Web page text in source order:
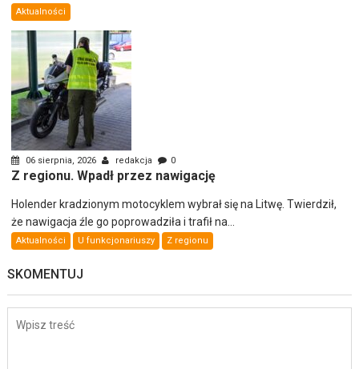
Aktualności
06 sierpnia, 2026 redakcja 0
Z regionu. Wpadł przez nawigację
Holender kradzionym motocyklem wybrał się na Litwę. Twierdził,
że nawigacja źle go poprowadziła i trafił na...
Aktualności U funkcjonariuszy Z regionu
SKOMENTUJ